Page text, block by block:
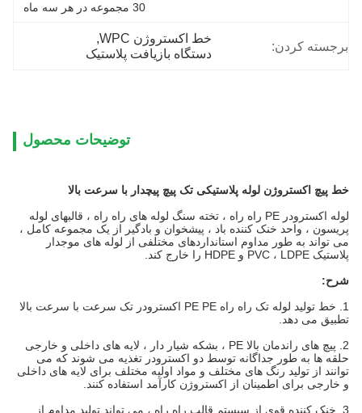
30 مجموعه در هر سه ماه
برجسته کردن:
خط اکستروژن WPC
,
دستگاه بازیافت پلاستیک
توضیحات محصول
خط پیچ اکستروژن لوله پلاستیکی تک پیچ پیچدار با سرعت بالا
لوله اکسترودر PE راه راه ، تخته سنگ لوله های راه راه ، قالبهای لوله
پریسون ، واحد خنک کننده باد ، پیشخوان و بادگیر از یک مجموعه کامل ،
می تواند به طور مداوم استانداردهای مختلفی از لوله های موجدار
پلاستیک PVC ، LDPE و HDPE را خارج کند.
شرح:
1. خط تولید لوله تک راه راه PE PE اکسترودر تک سرعت با سرعت بالا
تطبیق می دهد.
2. پیچ های راندمان بالا PE ، بشکه شیار دار ، لایه های داخلی و خارجی
حلقه ها به طور جداگانه توسط دو اکسترودر تغذیه می شوند که می
توانند از تولید رنگ های مختلف و مواد اولیه مختلف برای لایه های داخلی
و خارجی برای اطمینان از اکستروژن کارآمد استفاده کنند.
3. خنک کننده قوی از سیستم قالب راه راه ، می تواند تولید مداوم از